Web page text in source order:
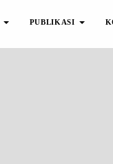
PUBLIKASI